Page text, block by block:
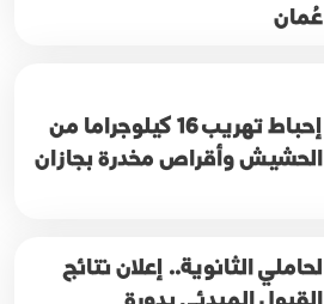
عُمان
إحباط تهريب 16 كيلوجراما من
الحشيش وأقراص مخدرة بجازان
لحاملي الثانوية.. إعلان نتائج